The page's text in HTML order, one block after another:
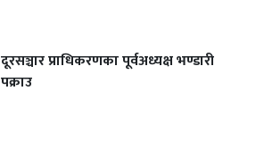
दूरसञ्चार प्राधिकरणका पूर्वअध्यक्ष भण्डारी
पक्राउ